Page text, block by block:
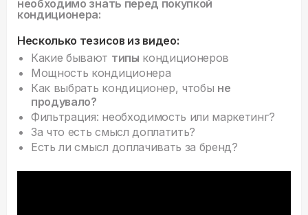
необходимо знать перед покупкой
кондиционера:
Несколько тезисов из видео:
Какие бывают типы кондиционеров
Мощность кондиционера
Как выбрать кондиционер, чтобы не
продувало?
Фильтрация: необходимость или маркетинг?
За что есть смысл доплатить?
Есть ли смысл доплачивать за бренд?